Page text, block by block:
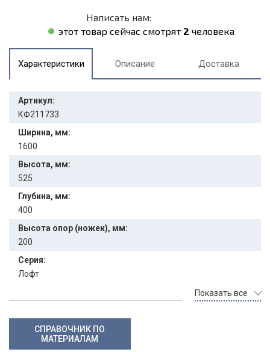
Написать нам:
этот товар сейчас смотрят 2 человека
Характеристики Описание Доставка
Артикул:
КФ211733
Ширина, мм:
1600
Высота, мм:
525
Глубина, мм:
400
Высота опор (ножек), мм:
200
Серия:
Лофт
Показать все
СПРАВОЧНИК ПО
МАТЕРИАЛАМ